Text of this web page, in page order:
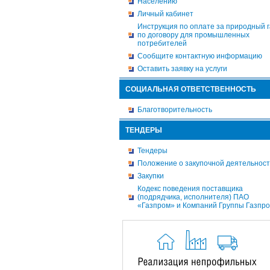
Личный кабинет
Инструкция по оплате за природный
по договору для промышленных
потребителей
Сообщите контактную информацию
Оставить заявку на услуги
СОЦИАЛЬНАЯ ОТВЕТСТВЕННОСТЬ
Благотворительность
ТЕНДЕРЫ
Тендеры
Положение о закупочной
Закупки
Кодекс поведения поставщика
(подрядчика, исполнителя) ПАО
«Газпром» и Компаний Группы